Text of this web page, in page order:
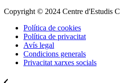
Copyright © 2024 Centre d'Estudis
Política de cookies
Política de privacitat
Avís legal
Condicions generals
Privacitat xarxes socials